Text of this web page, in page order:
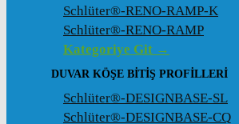
Schlüter®-RENO-RAMP-K
Schlüter®-RENO-RAMP
Kategoriye Git →
DUVAR KÖŞE BITIŞ PROFILLERI
Schlüter®-DESIGNBASE-SL
Schlüter®-DESIGNBASE-CQ